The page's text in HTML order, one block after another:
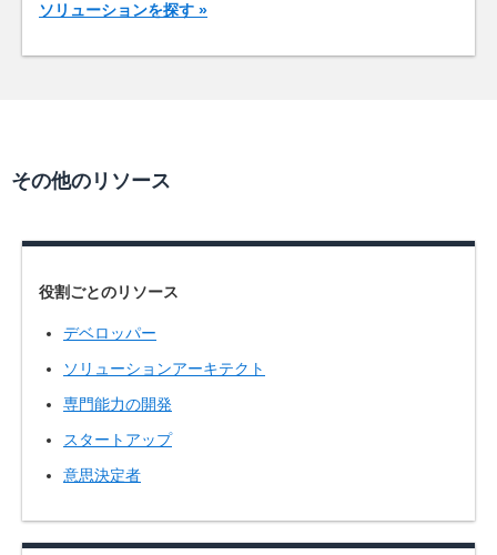
ソリューションを探す »
その他のリソース
役割ごとのリソース
デベロッパー
ソリューションアーキテクト
専門能力の開発
スタートアップ
意思決定者